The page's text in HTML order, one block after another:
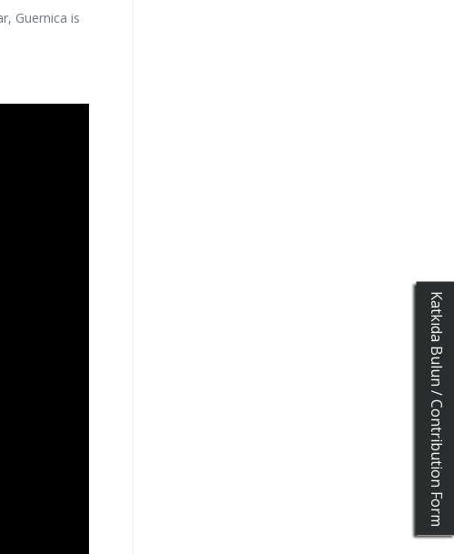
Guernica is
Katkıda Bulun / Contribution Form